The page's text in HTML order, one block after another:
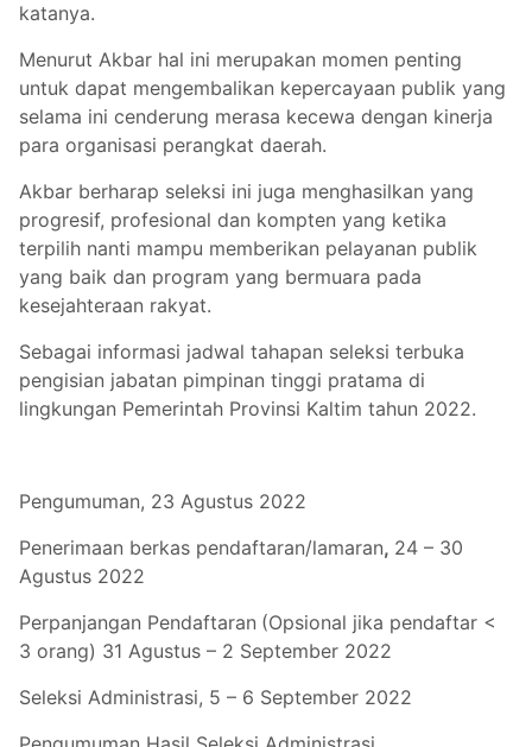
katanya.
Menurut Akbar hal ini merupakan momen penting
untuk dapat mengembalikan kepercayaan publik yang
selama ini cenderung merasa kecewa dengan kinerja
para organisasi perangkat daerah.
Akbar berharap seleksi ini juga menghasilkan yang
progresif, profesional dan kompten yang ketika
terpilih nanti mampu memberikan pelayanan publik
yang baik dan program yang bermuara pada
kesejahteraan rakyat.
Sebagai informasi jadwal tahapan seleksi terbuka
pengisian jabatan pimpinan tinggi pratama di
lingkungan Pemerintah Provinsi Kaltim tahun 2022.
Pengumuman, 23 Agustus 2022
Penerimaan berkas pendaftaran/lamaran, 24 – 30
Agustus 2022
Perpanjangan Pendaftaran (Opsional jika pendaftar <
3 orang) 31 Agustus – 2 September 2022
Seleksi Administrasi, 5 – 6 September 2022